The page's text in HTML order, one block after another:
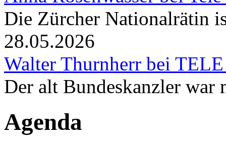
Die Zürcher Nationalrätin
28.05.2026
Walter Thurnherr bei
Der alt Bundeskanzler war
Agenda